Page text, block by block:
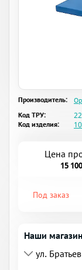
Производитель:
Код ТРУ:
Код изделия:
Цена
15 100
Под заказ
Наши
ул.